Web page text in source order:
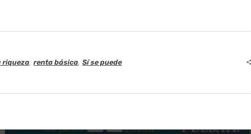
riqueza, renta básica, Sí se puede